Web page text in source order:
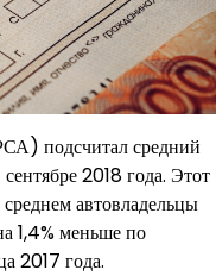
подсчитал средний
2018 года. Этот
автовладельцы
1,4% меньше по
2017 года.